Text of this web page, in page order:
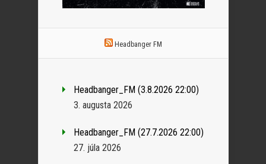
Headbanger FM
Headbanger_FM (3.8.2026 22:00)
3. augusta 2026
Headbanger_FM (27.7.2026 22:00)
27. júla 2026